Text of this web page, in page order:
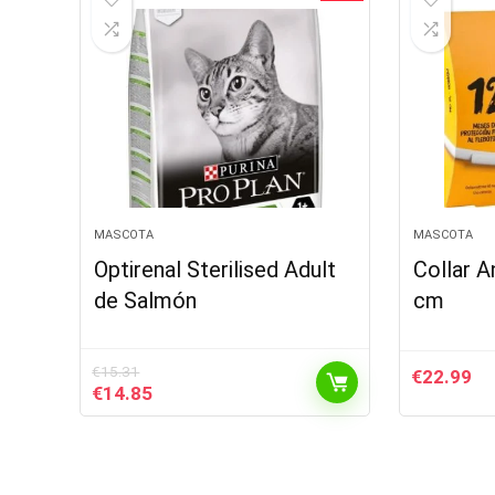
MASCOTA
Optirenal Sterilised Adult
de Salmón
€15.31
El
precio
€14.85El
precio
MASCOTA
Collar
cm
€22.99